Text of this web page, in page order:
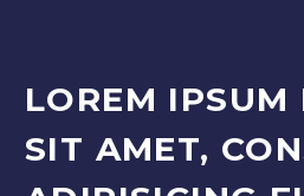
LOREM IPSUM
SIT AMET,